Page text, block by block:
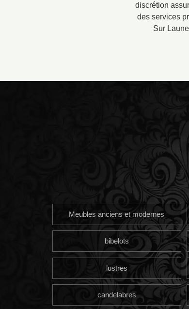
discrétion
des services
Sur
Meubles anciens et modernes
bibelots
lustres
candelabres